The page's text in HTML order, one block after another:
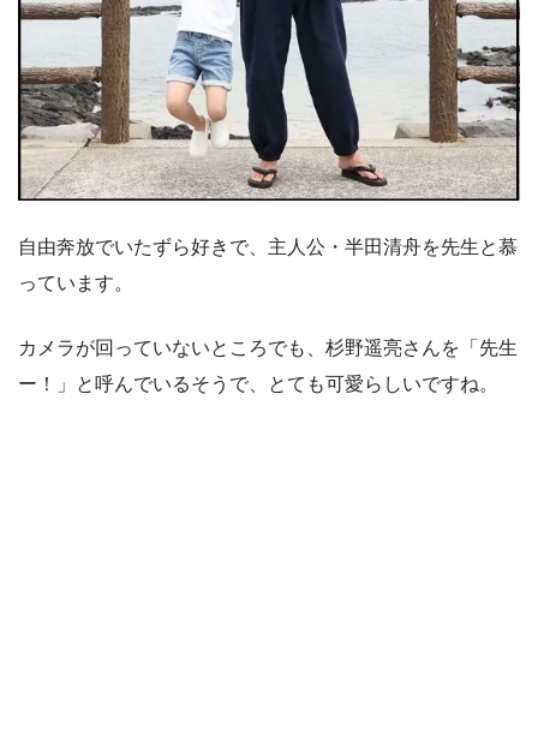
自由奔放でいたずら好きで、主人公・半田清舟を先生と慕
っています。
カメラが回っていないところでも、杉野遥亮さんを「先生
ー！」と呼んでいるそうで、とても可愛らしいですね。